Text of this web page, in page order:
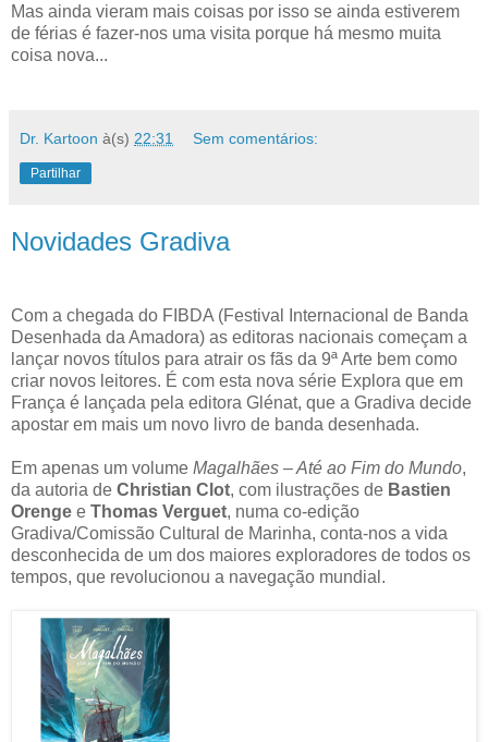
Mas ainda vieram mais coisas por isso se ainda estiverem
de férias é fazer-nos uma visita porque há mesmo muita
coisa nova...
Dr. Kartoon à(s) 22:31 Sem comentários:
Partilhar
Novidades Gradiva
Com a chegada do FIBDA (Festival Internacional de Banda
Desenhada da Amadora) as editoras nacionais começam a
lançar novos títulos para atrair os fãs da 9ª Arte bem como
criar novos leitores. É com esta nova série Explora que em
França é lançada pela editora Glénat, que a Gradiva decide
apostar em mais um novo livro de banda desenhada.
Em apenas um volume Magalhães – Até ao Fim do Mundo,
da autoria de Christian Clot, com ilustrações de Bastien
Orenge e Thomas Verguet, numa co-edição
Gradiva/Comissão Cultural de Marinha, conta-nos a vida
desconhecida de um dos maiores exploradores de todos os
tempos, que revolucionou a navegação mundial.